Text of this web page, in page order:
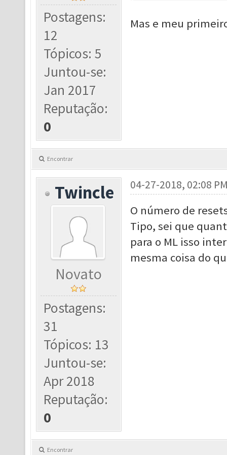
Postagens:
12
Tópicos: 5
Juntou-se:
Jan 2017
Reputação:
0
Mas e meu
Encontrar
Twincle
Novato
Postagens:
31
Tópicos: 13
Juntou-se:
Apr 2018
Reputação:
0
04-27-2018, 02:08
O número de
Tipo, sei que
para o ML isso
mesma coisa do
Encontrar